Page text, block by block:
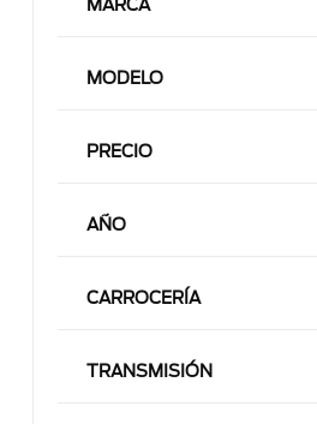
MARCA
MODELO
PRECIO
AÑO
CARROCERÍA
TRANSMISIÓN